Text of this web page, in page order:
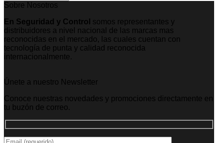
Sobre Nosotros
En Seguridad y Control somos representantes y
distribuidores a nivel nacional de las marcas mas
reconocidas en el mercado, las cuales cuentan con
tecnología de punta y calidad reconocida
internacionalmente.
Únete a nuestro Newsletter
Conoce nuestras novedades y promociones directamente en
tu buzón de correo.